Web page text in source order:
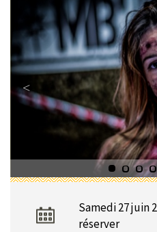
Samedi 27 juin
réserver